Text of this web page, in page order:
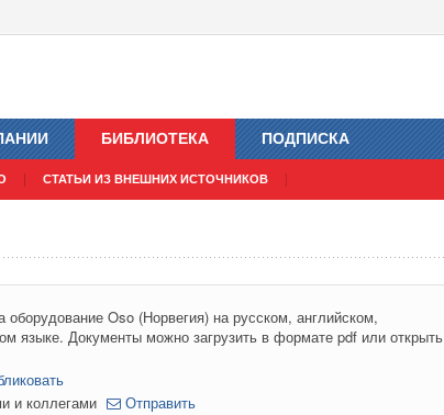
БИБЛИОТЕКА
СТАТЬИ ИЗ ВНЕШНИХ ИСТОЧНИКОВ
ПОДПИСКА
Oso (Норвегия) на русском, английском,
языке. Документы можно загрузить в формате pdf или открыть
и коллегами
Отправить